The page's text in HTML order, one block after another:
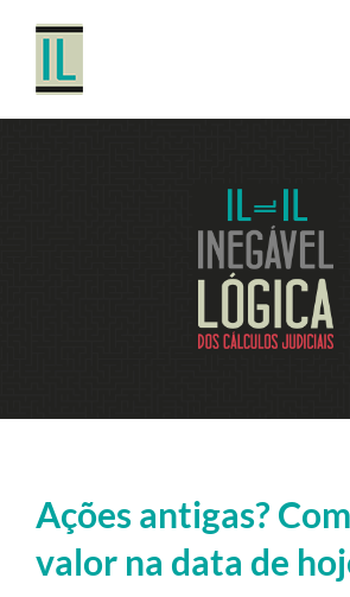
conteúdo
Ações antigas?
valor na data de